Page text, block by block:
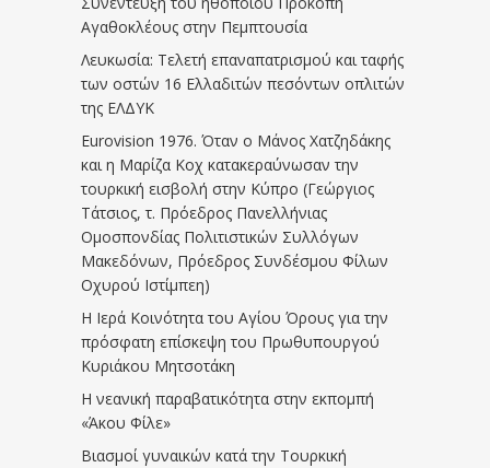
Αγαθοκλέους στην Πεμπτουσία
Λευκωσία: Τελετή επαναπατρισμού και ταφής
των οστών 16 Ελλαδιτών πεσόντων οπλιτών
της ΕΛΔΥΚ
Eurovision 1976. Όταν ο Μάνος Χατζηδάκης
και η Μαρίζα Κοχ κατακεραύνωσαν την
τουρκική εισβολή στην Κύπρο (Γεώργιος
Τάτσιος, τ. Πρόεδρος Πανελλήνιας
Ομοσπονδίας Πολιτιστικών Συλλόγων
Μακεδόνων, Πρόεδρος Συνδέσμου Φίλων
Οχυρού Ιστίμπεη)
Η Ιερά Κοινότητα του Αγίου Όρους για την
πρόσφατη επίσκεψη του Πρωθυπουργού
Κυριάκου Μητσοτάκη
Η νεανική παραβατικότητα στην εκπομπή
«Άκου Φίλε»
Βιασμοί γυναικών κατά την Τουρκική